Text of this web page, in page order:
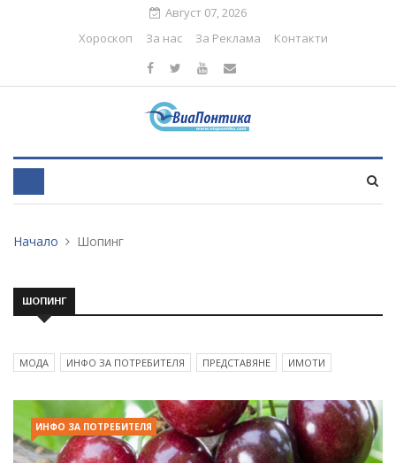
Август 07, 2026
Хороскоп
За нас За Реклама Контакти
Начало Шопинг
ШОПИНГ
МОДА ИНФО ЗА ПОТРЕБИТЕЛЯ ПРЕДСТАВЯНЕ ИМОТИ
ИНФО ЗА ПОТРЕБИТЕЛЯ